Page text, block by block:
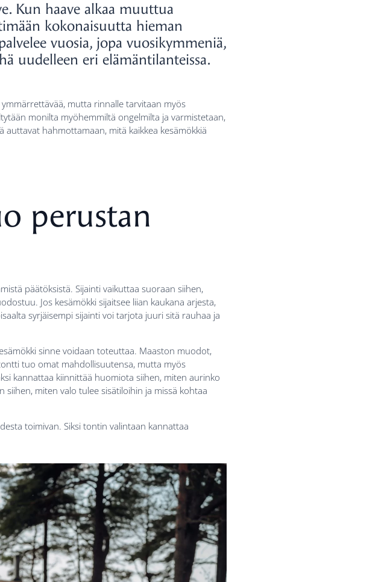
Kun haave alkaa muuttua
kokonaisuutta hieman
vuosia, jopa vuosikymmeniä,
uudelleen eri elämäntilanteissa.
mutta rinnalle tarvitaan myös
monilta myöhemmiltä ongelmilta ja varmistetaan,
hahmottamaan, mitä kaikkea kesämökkiä
perustan
päätöksistä. Sijainti vaikuttaa suoraan siihen,
Jos kesämökki sijaitsee liian kaukana arjesta,
syrjäisempi sijainti voi tarjota juuri sitä rauhaa ja
sinne voidaan toteuttaa. Maaston muodot,
tuo omat mahdollisuutensa, mutta myös
kannattaa kiinnittää huomiota siihen, miten aurinko
miten valo tulee sisätiloihin ja missä kohtaa
toimivan. Siksi tontin valintaan kannattaa